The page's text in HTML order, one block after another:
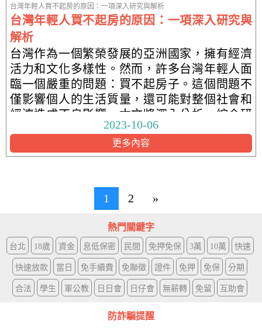
台灣年輕人買不起房的原因：一項深入研究與解析
台灣年輕人買不起房的原因：一項深入研究與
解析
台灣作為一個繁榮發展的亞洲國家，擁有經濟
活力和文化多樣性。然而，許多台灣年輕人面
臨一個嚴重的問題：買不起房子。這個問題不
僅影響個人的生活質量，還可能對整個社會和
經濟造成不良影響。本文將深入分析，綜合研
究，詢問專家意見，探討為何台灣年輕人買不
2023-10-06
更多內容
文
章
分
頁
1 2 »
熱門關鍵字
台北 18歲 資金 息低保密 民間 免押免保 3萬 10萬 快速
快速放款 當日 免手續費 免聯徵 證件 免押 免保 分期
合法 學生 軍公教 日日會 日仔會 無薪轉 免留 互助會
防詐騙提醒